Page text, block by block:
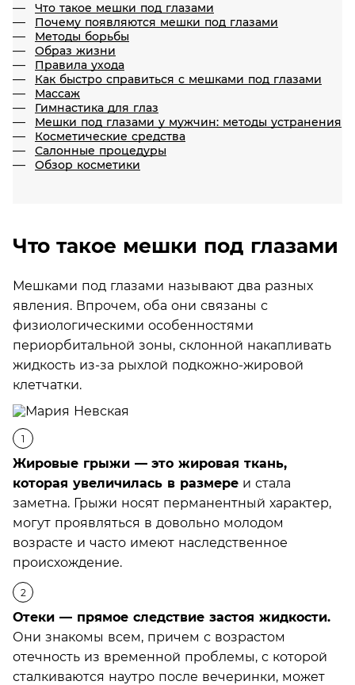
Что такое мешки под глазами
Почему появляются мешки под глазами
Методы борьбы
Образ жизни
Правила ухода
Как быстро справиться с мешками под глазами
Массаж
Гимнастика для глаз
Мешки под глазами у мужчин: методы устранения
Косметические средства
Салонные процедуры
Обзор косметики
Что такое мешки под глазами
Мешками под глазами называют два разных
явления. Впрочем, оба они связаны с
физиологическими особенностями
периорбитальной зоны, склонной накапливать
жидкость из-за рыхлой подкожно-жировой
клетчатки.
Жировые грыжи — это жировая ткань,
которая увеличилась в размере и стала
заметна. Грыжи носят перманентный характер,
могут проявляться в довольно молодом
возрасте и часто имеют наследственное
происхождение.
Отеки — прямое следствие застоя жидкости.
Они знакомы всем, причем с возрастом
отечность из временной проблемы, с которой
сталкиваются наутро после вечеринки, может